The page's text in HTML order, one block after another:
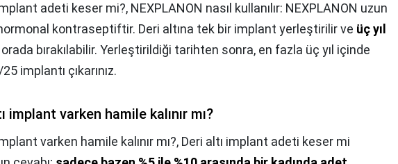
adeti keser mi?, NEXPLANON nasıl kullanılır: NEXPLANON uzun
kontraseptiftir. Deri altına tek bir implant yerleştirilir ve üç yıl
bırakılabilir. Yerleştirildiği tarihten sonra, en fazla üç yıl içinde
implantı çıkarınız.
implant varken hamile kalınır mı?
varken hamile kalınır mı?, Deri altı implant adeti keser mi